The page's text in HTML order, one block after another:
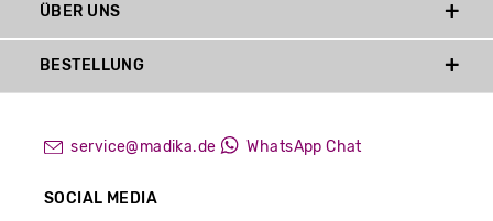
service@madika.de WhatsApp Chat
SOCIAL MEDIA
ÜBER UNS
BESTELLUNG